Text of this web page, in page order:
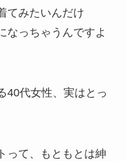
てみたいんだけ
っちゃうんですよ
40代女性、実はとっ
って、もともとは紳